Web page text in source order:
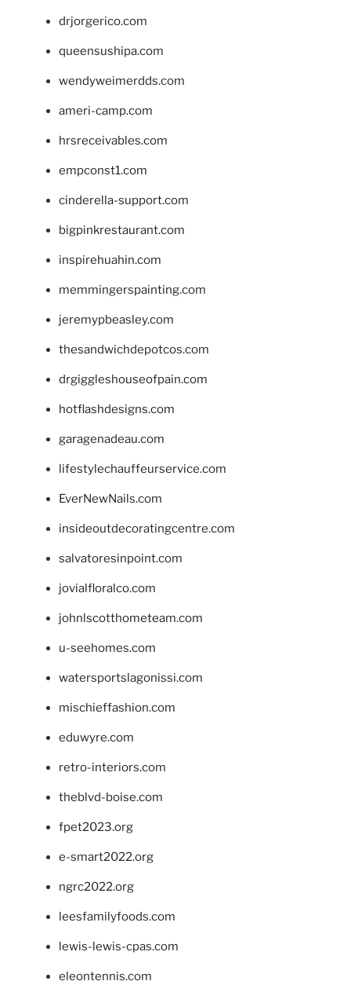
drjorgerico.com
queensushipa.com
wendyweimerdds.com
ameri-camp.com
hrsreceivables.com
empconst1.com
cinderella-support.com
bigpinkrestaurant.com
inspirehuahin.com
memmingerspainting.com
jeremypbeasley.com
thesandwichdepotcos.com
drgiggleshouseofpain.com
hotflashdesigns.com
garagenadeau.com
lifestylechauffeurservice.com
EverNewNails.com
insideoutdecoratingcentre.com
salvatoresinpoint.com
jovialfloralco.com
johnlscotthometeam.com
u-seehomes.com
watersportslagonissi.com
mischieffashion.com
eduwyre.com
retro-interiors.com
theblvd-boise.com
fpet2023.org
e-smart2022.org
ngrc2022.org
leesfamilyfoods.com
lewis-lewis-cpas.com
eleontennis.com